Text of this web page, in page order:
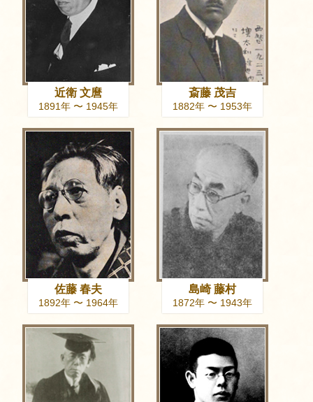
近衛 文麿
1891年 〜 1945年
斎藤 茂吉
1882年 〜 1953年
佐藤 春夫
1892年 〜 1964年
島崎 藤村
1872年 〜 1943年